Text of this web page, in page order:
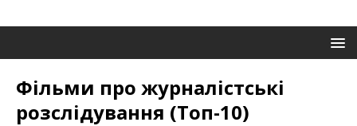
Фільми про журналістські
розслідування (Топ-10)